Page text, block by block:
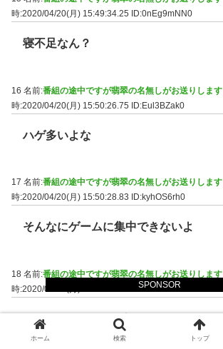
SPONSOR
時:2020/04/20(月) 15:49:34.25
ID:0nEg9mNN0
寝不足なん？
16 名前:番組の途中ですが翡翠の名無しがお送りします
時:2020/04/20(月) 15:50:26.75 ID:Eul3BZak0
ハゲ多いよな
17 名前:番組の途中ですが翡翠の名無しがお送りします
時:2020/04/20(月) 15:50:28.83
ID:kyhOS6rh0
そんなにゲームに集中できないよ
18 名前:番組の途中ですが翡翠の名無しがお送りします
時:2020/04/20(月) 15:50:29.16
ID:94vVz2Kk0
( ；´ん` )ケンモ腹
ホーム 検索 トップ